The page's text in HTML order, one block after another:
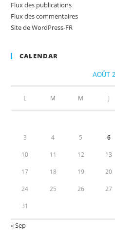
Flux des publications
Flux des commentaires
Site de WordPress-FR
CALENDAR
AOÛT
L M M J
3 4 5 6
10 11 12 13
17 18 19 20
24 25 26 27
31
« Sep